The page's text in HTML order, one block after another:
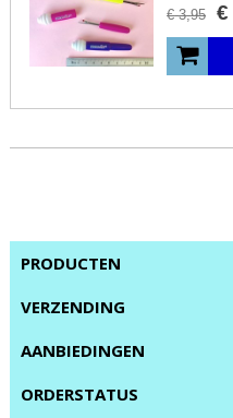
€ 3,95 €
PRODUCTEN
VERZENDING
AANBIEDINGEN
ORDERSTATUS